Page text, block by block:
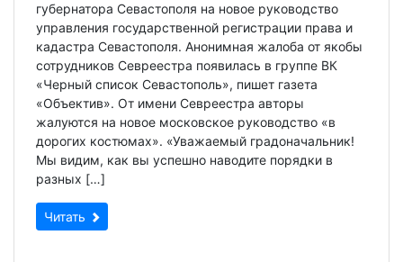
губернатора Севастополя на новое руководство
управления государственной регистрации права и
кадастра Севастополя. Анонимная жалоба от якобы
сотрудников Севреестра появилась в группе ВК
«Черный список Севастополь», пишет газета
«Объектив». От имени Севреестра авторы
жалуются на новое московское руководство «в
дорогих костюмах». «Уважаемый градоначальник!
Мы видим, как вы успешно наводите порядки в
разных […]
Читать